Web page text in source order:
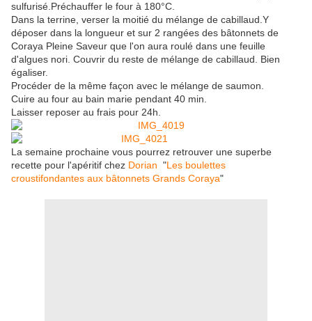
sulfurisé.Préchauffer le four à 180°C.
Dans la terrine, verser la moitié du mélange de cabillaud.Y
déposer dans la longueur et sur 2 rangées des bâtonnets de
Coraya Pleine Saveur que l'on aura roulé dans une feuille
d'algues nori. Couvrir du reste de mélange de cabillaud. Bien
égaliser.
Procéder de la même façon avec le mélange de saumon.
Cuire au four au bain marie pendant 40 min.
Laisser reposer au frais pour 24h.
La semaine prochaine vous pourrez retrouver une superbe
recette pour l'apéritif chez Dorian "Les boulettes
croustifondantes aux bâtonnets Grands Coraya"